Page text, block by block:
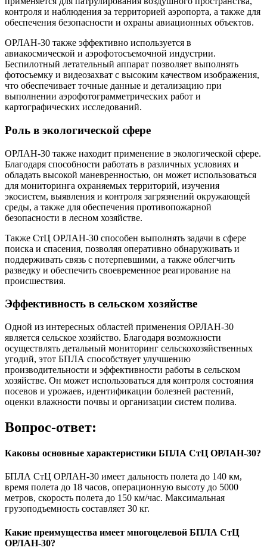
контроля и наблюдения за территорией аэропорта, а также для
обеспечения безопасности и охраны авиационных объектов.
ОРЛАН-30 также эффективно используется в
авиакосмической и аэрофотосъемочной индустрии.
Беспилотный летательный аппарат позволяет выполнять
фотосъемку и видеозахват с высоким качеством изображения,
что обеспечивает точные данные и детализацию при
выполнении аэрофотограмметрических работ и
картографических исследований.
Роль в экологической сфере
ОРЛАН-30 также находит применение в экологической сфере.
Благодаря способности работать в различных условиях и
обладать высокой маневренностью, он может использоваться
для мониторинга охраняемых территорий, изучения
экосистем, выявления и контроля загрязнений окружающей
среды, а также для обеспечения противопожарной
безопасности в лесном хозяйстве.
Также СтЦ ОРЛАН-30 способен выполнять задачи в сфере
поиска и спасения, позволяя оперативно обнаруживать и
поддерживать связь с потерпевшими, а также облегчить
разведку и обеспечить своевременное реагирование на
происшествия.
Эффективность в сельском хозяйстве
Одной из интересных областей применения ОРЛАН-30
является сельское хозяйство. Благодаря возможности
осуществлять детальный мониторинг сельскохозяйственных
угодий, этот БПЛА способствует улучшению
производительности и эффективности работы в сельском
хозяйстве. Он может использоваться для контроля состояния
посевов и урожаев, идентификации болезней растений,
оценки влажности почвы и организации систем полива.
Вопрос-ответ:
Каковы основные характеристики БПЛА СтЦ ОРЛАН-30?
БПЛА СтЦ ОРЛАН-30 имеет дальность полета до 140 км,
время полета до 18 часов, операционную высоту до 5000
метров, скорость полета до 150 км/час. Максимальная
грузоподъемность составляет 30 кг.
Какие преимущества имеет многоцелевой БПЛА СтЦ
ОРЛАН-30?